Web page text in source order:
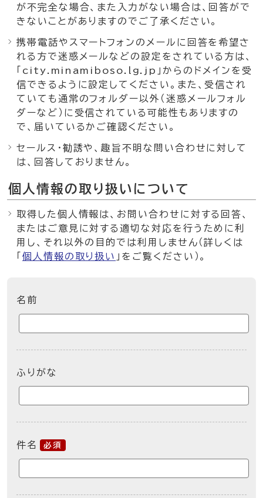
が不完全な場合、また入力がない場合は、回答がで
きないことがありますのでご了承ください。
携帯電話やスマートフォンのメールに回答を希望さ
れる方で迷惑メールなどの設定をされている方は、
「city.minamiboso.lg.jp」からのドメインを受
信できるように設定してください。また、受信され
ていても通常のフォルダー以外（迷惑メールフォル
ダーなど）に受信されている可能性もありますの
で、届いているかご確認ください。
セールス・勧誘や、趣旨不明な問い合わせに対して
は、回答しておりません。
個人情報の取り扱いについて
取得した個人情報は、お問い合わせに対する回答、
またはご意見に対する適切な対応を行うために利
用し、それ以外の目的では利用しません（詳しくは
個人情報の取り扱い 」をご覧ください）。
名前
ふりがな
件名 必須